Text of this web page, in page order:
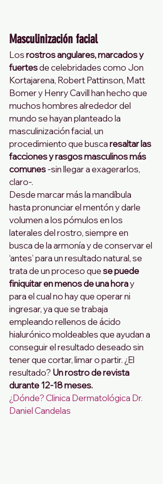
Masculinización facial
Los rostros angulares, marcados y
fuertes de celebridades como Jon
Kortajarena, Robert Pattinson, Matt
Bomer y Henry Cavill han hecho que
muchos hombres alrededor del
mundo se hayan planteado la
masculinización facial, un
procedimiento que busca resaltar las
facciones y rasgos masculinos más
comunes -sin llegar a exagerarlos,
claro-.
Desde marcar más la mandíbula
hasta pronunciar el mentón y darle
volumen a los pómulos en los
laterales del rostro, siempre en
busca de la armonía y de conservar el
‘antes’ para un resultado natural, se
trata de un proceso que se puede
finiquitar en menos de una hora y
para el cual no hay que operar ni
ingresar, ya que se trabaja
empleando rellenos de ácido
hialurónico moldeables que ayudan a
conseguir el resultado deseado sin
tener que cortar, limar o partir. ¿El
resultado? Un rostro de revista
durante 12-18 meses.
¿Dónde? Clinica Dermatológica Dr.
Daniel Candelas